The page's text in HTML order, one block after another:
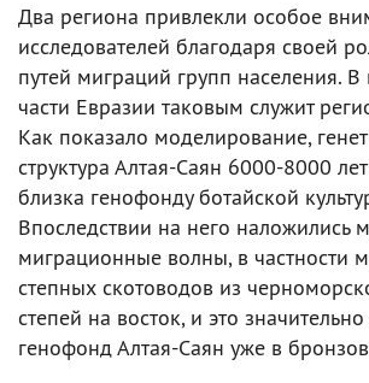
Два региона привлекли особое
исследователей благодаря своей
путей миграций групп населения. В
части Евразии таковым служит
Как показало моделирование,
структура Алтая-Саян 6000-8000
близка генофонду ботайской
Впоследствии на него наложились
миграционные волны, в частности
степных скотоводов из
степей на восток, и это
генофонд Алтая-Саян уже в